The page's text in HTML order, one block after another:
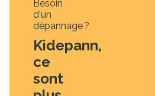
Besoin
d'un
dépannage ?
Kidepann,
ce
sont